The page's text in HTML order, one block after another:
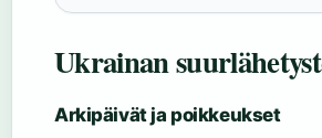
Ukrainan
Arkipäivät ja poikkeukset